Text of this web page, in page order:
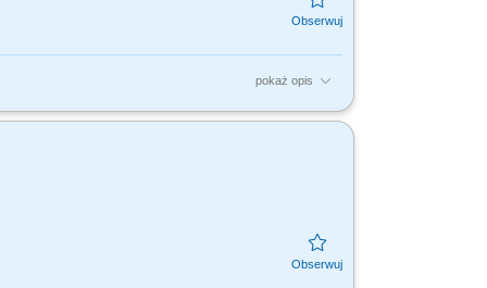
pokaż opis
szkoleń, warsztatów i treningów z